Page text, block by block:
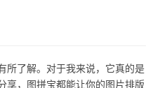
所了解。对于我来说，它真的是
享，图拼宝都能让你的图片排版